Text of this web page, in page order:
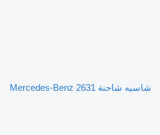
شاسيه شاحنة Mercedes-Benz 2631